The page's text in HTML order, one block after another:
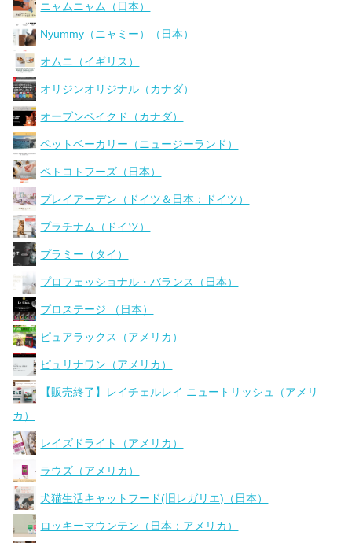
ニャムニャム（日本）
Nyummy（ニャミー）（日本）
オムニ（イギリス）
オリジンオリジナル（カナダ）
オーブンベイクド（カナダ）
ペットベーカリー（ニュージーランド）
ペトコトフーズ（日本）
プレイアーデン（ドイツ＆日本：ドイツ）
プラチナム（ドイツ）
プラミー（タイ）
プロフェッショナル・バランス（日本）
プロステージ （日本）
ピュアラックス（アメリカ）
ピュリナワン（アメリカ）
【販売終了】レイチェルレイ ニュートリッシュ（アメリ
カ）
レイズドライト（アメリカ）
ラウズ（アメリカ）
犬猫生活キャットフード(旧レガリエ)（日本）
ロッキーマウンテン（日本：アメリカ）